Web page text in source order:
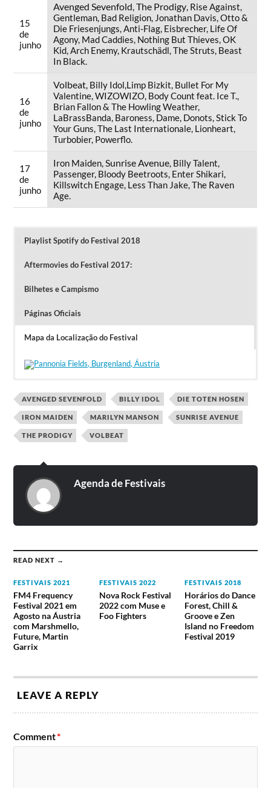
15
de
junho
Avenged Sevenfold,The Prodigy, Rise Against,
Gentleman, Bad Religion, Jonathan Davis, Otto &
Die Friesenjungs, Anti-Flag, Eisbrecher, Life Of
Agony, Mad Caddies, Nothing But Thieves, OK
Kid, Arch Enemy, Krautschädl, The Struts, Beast
In Black.
16
de
junho
Volbeat, Billy Idol,Limp Bizkit, Bullet For My
Valentine, WIZOWIZO, Body Count feat. Ice T.,
Brian Fallon & The Howling Weather,
LaBrassBanda, Baroness, Dame, Donots, Stick To
Your Guns, The Last Internationale, Lionheart,
Turbobier, Powerflo.
17
de
junho
Iron Maiden,Sunrise Avenue, Billy Talent,
Passenger, Bloody Beetroots, Enter Shikari,
Killswitch Engage, Less Than Jake, The Raven
Age.
Playlist Spotify do Festival 2018
Aftermovies do Festival 2017:
Bilhetes e Campismo
Páginas Oficiais
Mapa da Localização do Festival
Clique na imagem para ver o Aftermovie do Festival 2017
Passes para os 4 dias custam 175 euros. Bilhetes
AVENGED SEVENFOLD BILLY IDOL DIE TOTEN HOSEN
IRON MAIDEN MARILYN MANSON SUNRISE AVENUE
THE PRODIGY VOLBEAT
Agenda de Festivais
READ NEXT →
FESTIVAIS 2021
FM4 Frequency
Festival 2021 em
Agosto na Áustria
com Marshmello,
Future, Martin
Garrix
FESTIVAIS 2022
Nova Rock Festival
2022 com Muse e
Foo Fighters
FESTIVAIS 2018
Horários do Dance
Forest, Chill &
Groove e Zen
Island no Freedom
Festival 2019
LEAVE A REPLY
Comment*